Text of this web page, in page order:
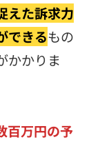
えた訴求力
できるもの
かかりま
百万円の予